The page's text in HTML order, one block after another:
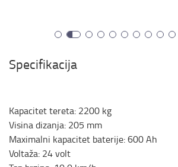
Specifikacija
Kapacitet tereta: 2200 kg
Visina dizanja: 205 mm
Maximalni kapacitet baterije:600Ah
Voltaža: 24volt